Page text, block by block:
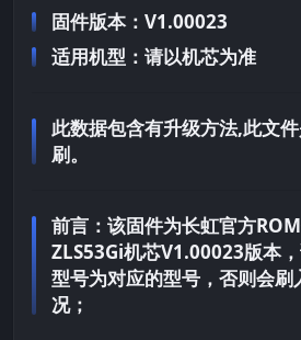
固件版本：V1.00023
适用机型：请以机芯为准
此数据包含有升级方法,此文
刷。
前言： 该固件为长虹官方
ZLS53Gi机芯V1.00023版本
型号为对应的型号，否则会刷
况；